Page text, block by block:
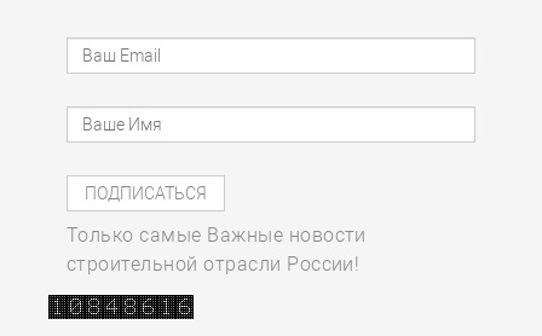
Только самые Важные новости
строительной отрасли России!